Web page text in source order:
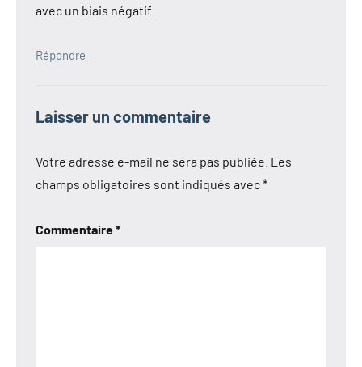
avec un biais négatif
Répondre
Laisser un commentaire
Votre adresse e-mail ne sera pas publiée. Les
champs obligatoires sont indiqués avec*
Commentaire*